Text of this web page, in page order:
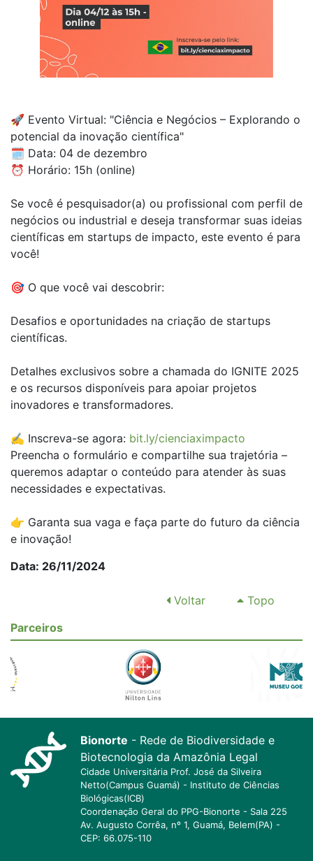
🚀 Evento Virtual: "Ciência e Negócios – Explorando o
potencial da inovação científica"
🗓️ Data: 04 de dezembro
⏰ Horário: 15h (online)
Se você é pesquisador(a) ou profissional com perfil de
negócios ou industrial e deseja transformar suas ideias
científicas em startups de impacto, este evento é para
você!
🎯 O que você vai descobrir:
Desafios e oportunidades na criação de startups
científicas.
Detalhes exclusivos sobre a chamada do IGNITE 2025
e os recursos disponíveis para apoiar projetos
inovadores e transformadores.
✍️ Inscreva-se agora: bit.ly/cienciaximpacto
Preencha o formulário e compartilhe sua trajetória –
queremos adaptar o conteúdo para atender às suas
necessidades e expectativas.
👉 Garanta sua vaga e faça parte do futuro da ciência
e inovação!
Data: 26/11/2024
Voltar
Topo
Parceiros
Bionorte - Rede de Biodiversidade e
Biotecnologia da Amazônia Legal
Cidade Universitária Prof. José da Silveira
Netto(Campus Guamá) - Instituto de Ciências
Biológicas(ICB)
Coordenação Geral do PPG-Bionorte - Sala 225
Av. Augusto Corrêa, nº 1, Guamá, Belem(PA) -
CEP: 66.075-110